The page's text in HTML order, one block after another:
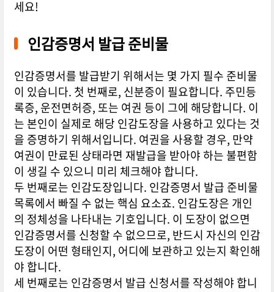
세요!
인감증명서 발급 준비물
인감증명서를 발급받기 위해서는 몇 가지 필수 준비물
이 있습니다. 첫 번째로, 신분증이 필요합니다. 주민등
록증, 운전면허증, 또는 여권 등이 그에 해당합니다. 이
는 본인이 실제로 해당 인감도장을 사용하고 있다는 것
을 증명하기 위해서입니다. 여권을 사용할 경우, 만약
여권이 만료된 상태라면 재발급을 받아야 하는 불편함
이 생길 수 있으니 미리 체크해야 합니다.
두 번째로는 인감도장입니다. 인감증명서 발급 준비물
목록에서 빠질 수 없는 핵심 요소죠. 인감도장은 개인
의 정체성을 나타내는 기호입니다. 이 도장이 없으면
인감증명서를 신청할 수 없으므로, 반드시 자신의 인감
도장이 어떤 형태인지, 어디에 보관하고 있는지 확인해
야 합니다.
세 번째로는 인감증명서 발급 신청서를 작성해야 합니